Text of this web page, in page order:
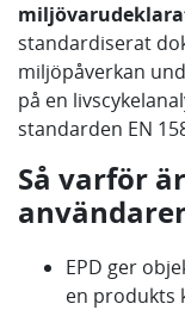
standardiserat
miljöpåverkan
på en
standarden EN
Så varför
EPD ger
en produkts